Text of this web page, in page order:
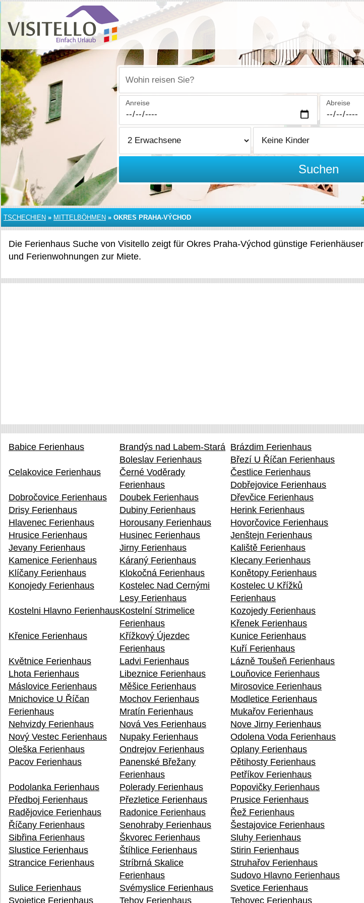
Wohin reisen Sie?
Anreise Abreise
Suchen
TSCHECHIEN » MITTELBÖHMEN » OKRES PRAHA-VÝCHOD
Die Ferienhaus Suche von Visitello zeigt für Okres Praha-Východ günstige Ferienhäuser
und Ferienwohnungen zur Miete.
Babice Ferienhaus
Brandýs nad Labem-Stará
Boleslav Ferienhaus
Brázdim Ferienhaus
Březí U Říčan Ferienhaus
Celakovice Ferienhaus
Černé Voděrady
Ferienhaus
Čestlice Ferienhaus
Dobřejovice Ferienhaus
Dobročovice Ferienhaus
Doubek Ferienhaus
Dřevčice Ferienhaus
Drisy Ferienhaus
Dubiny Ferienhaus
Herink Ferienhaus
Hlavenec Ferienhaus
Horousany Ferienhaus
Hovorčovice Ferienhaus
Hrusice Ferienhaus
Husinec Ferienhaus
Jenštejn Ferienhaus
Jevany Ferienhaus
Jirny Ferienhaus
Kaliště Ferienhaus
Kamenice Ferienhaus
Káraný Ferienhaus
Klecany Ferienhaus
Klíčany Ferienhaus
Klokočná Ferienhaus
Konětopy Ferienhaus
Konojedy Ferienhaus
Kostelec Nad Cernými
Lesy Ferienhaus
Kostelec U Křížků
Ferienhaus
Kostelni Hlavno FerienhausKostelní Strimelice
Ferienhaus
Kozojedy Ferienhaus
Křenek Ferienhaus
Křenice Ferienhaus
Křížkový Újezdec
Ferienhaus
Kunice Ferienhaus
Kuří Ferienhaus
Květnice Ferienhaus
Ladvi Ferienhaus
Lázně Toušeň Ferienhaus
Lhota Ferienhaus
Libeznice Ferienhaus
Louňovice Ferienhaus
Máslovice Ferienhaus
Měšice Ferienhaus
Mirosovice Ferienhaus
Mnichovice U Říčan
Ferienhaus
Mochov Ferienhaus
Modletice Ferienhaus
Mratín Ferienhaus
Mukařov Ferienhaus
Nehvizdy Ferienhaus
Nová Ves Ferienhaus
Nove Jirny Ferienhaus
Nový Vestec Ferienhaus
Nupaky Ferienhaus
Odolena Voda Ferienhaus
Oleška Ferienhaus
Ondrejov Ferienhaus
Oplany Ferienhaus
Pacov Ferienhaus
Panenské Břežany
Ferienhaus
Pětihosty Ferienhaus
Petříkov Ferienhaus
Podolanka Ferienhaus
Polerady Ferienhaus
Popovičky Ferienhaus
Předboj Ferienhaus
Přezletice Ferienhaus
Prusice Ferienhaus
Radějovice Ferienhaus
Radonice Ferienhaus
Řež Ferienhaus
Říčany Ferienhaus
Senohraby Ferienhaus
Šestajovice Ferienhaus
Sibřina Ferienhaus
Škvorec Ferienhaus
Sluhy Ferienhaus
Slustice Ferienhaus
Štíhlice Ferienhaus
Stirin Ferienhaus
Strancice Ferienhaus
Stríbrná Skalice
Ferienhaus
Struhařov Ferienhaus
Sudovo Hlavno Ferienhaus
Sulice Ferienhaus
Svémyslice Ferienhaus
Svetice Ferienhaus
Svojetice Ferienhaus
Tehov Ferienhaus Tehovec Ferienhaus